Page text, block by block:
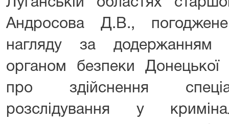
Луганській областях
Андросова Д.В.,
нагляду за додержанням
органом безпеки Донецької
про здійснення
розслідування у